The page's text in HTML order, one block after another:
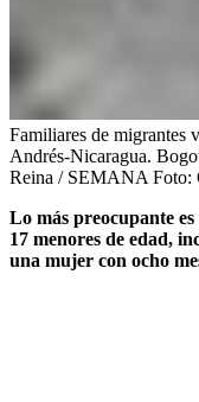
Familiares de migrantes
Andrés-Nicaragua.
Reina / SEMANA Foto:
Lo más preocupante
17 menores de edad,
una mujer con ocho